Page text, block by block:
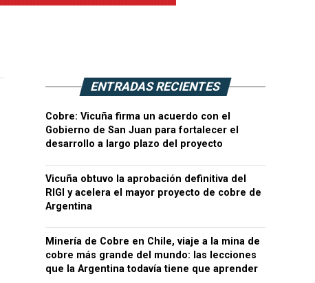
ENTRADAS RECIENTES
Cobre: Vicuña firma un acuerdo con el
Gobierno de San Juan para fortalecer el
desarrollo a largo plazo del proyecto
Vicuña obtuvo la aprobación definitiva del
RIGI y acelera el mayor proyecto de cobre de
Argentina
Minería de Cobre en Chile, viaje a la mina de
cobre más grande del mundo: las lecciones
que la Argentina todavía tiene que aprender